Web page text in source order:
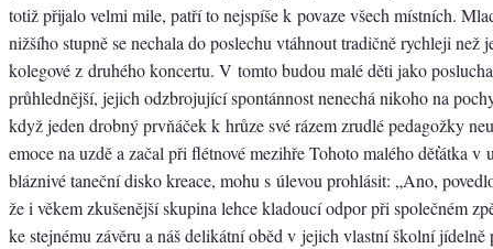
totiž přijalo velmi mile, patří to nejspíše k povaze všech místních.
nižšího stupně se nechala do poslechu vtáhnout tradičně rychleji než
kolegové z druhého koncertu. V tomto budou malé děti jako
průhlednější, jejich odzbrojující spontánnost nenechá nikoho na
když jeden drobný prvňáček k hrůze své rázem zrudlé pedagožky
emoce na uzdě a začal při flétnové mezihře Tohoto malého děťátka v
bláznivé taneční disko kreace, mohu s úlevou prohlásit: „Ano,
že i věkem zkušenější skupina lehce kladoucí odpor při společném
ke stejnému závěru a náš delikátní oběd v jejich vlastní školní jídelně